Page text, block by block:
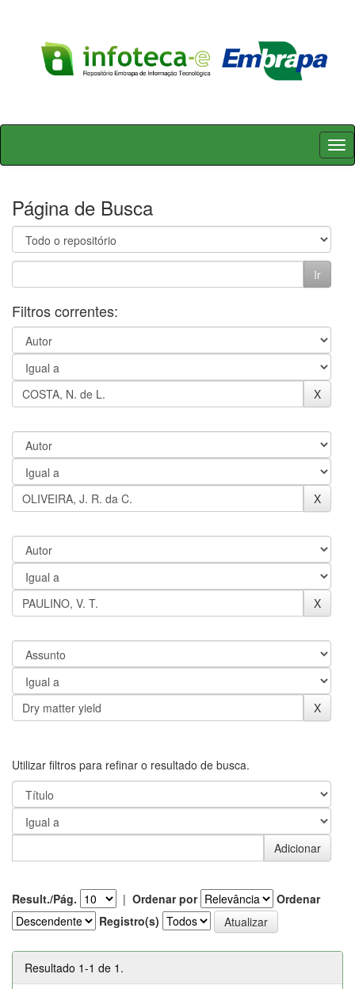
Skip
Página de Busca
Filtros correntes:
Utilizar filtros para refinar o resultado de busca.
Result./Pág. | Ordenar por
Ordenar
Registro(s)
Resultado 1-1 de 1.